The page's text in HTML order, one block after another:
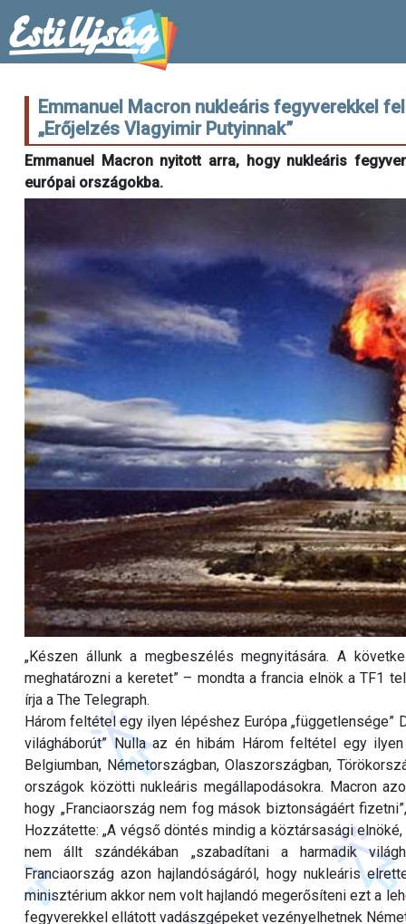
Emmanuel Macron nukleáris fegyverekkel
„Erőjelzés Vlagyimir Putyinnak”
Emmanuel Macron nyitott arra, hogy nukleáris
európai országokba.
„Készen állunk a megbeszélés megnyitására. A
meghatározni a keretet” – mondta a francia elnök a TF1
írja a The Telegraph.
Három feltétel egy ilyen lépéshez Európa „függetlensége”
világháborút” Nulla az én hibám Három feltétel egy
Belgiumban, Németországban, Olaszországban,
országok közötti nukleáris megállapodásokra. Macron
hogy „Franciaország nem fog mások biztonságáért
Hozzátette: „A végső döntés mindig a köztársasági
nem állt szándékában „szabadítani a harmadik
Franciaország azon hajlandóságáról, hogy nukleáris
minisztérium akkor nem volt hajlandó megerősíteni ezt a
fegyverekkel ellátott vadászgépeket vezényelhetnek